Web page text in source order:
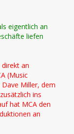
eigentlich an
liefen
an
(Music
Miller, dem
ins
hat MCA den
an